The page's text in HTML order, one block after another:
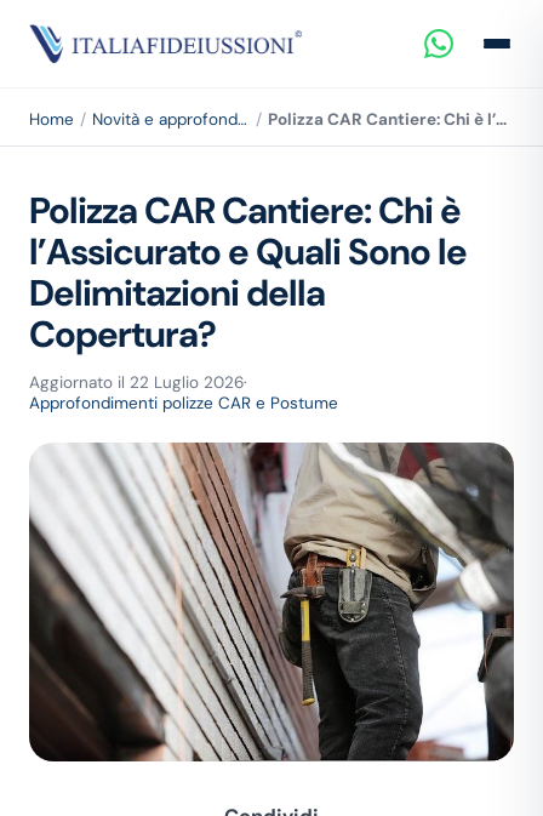
Home Novità e approfondimenti Polizza CAR Cantiere: Chi è l’Assicurato e Quali Sono le Delimitazioni della Copertura?
Polizza CAR Cantiere: Chi è
l’Assicurato e Quali Sono le
Delimitazioni della
Copertura?
Aggiornato il 22 Luglio 2026·
Approfondimenti polizze CAR e Postume